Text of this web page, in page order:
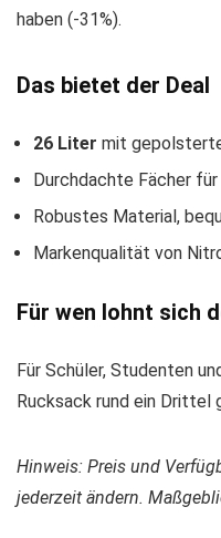
haben (-31%).
Das bietet der Deal
26 Liter mit
Durchdachte Fächer für
Robustes Material,
Markenqualität von
Für wen lohnt sich
Für Schüler, Studenten
Rucksack rund ein Drittel
Hinweis: Preis und
jederzeit ändern.